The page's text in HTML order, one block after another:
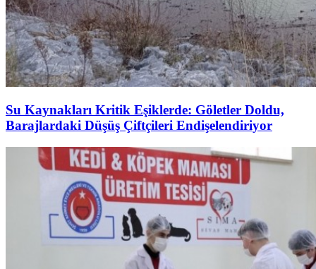
Su Kaynakları Kritik Eşiklerde: Göletler Doldu,
Barajlardaki Düşüş Çiftçileri Endişelendiriyor